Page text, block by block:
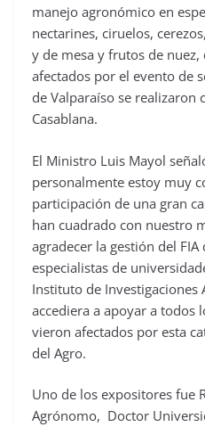
manejo agronómico en
nectarines, ciruelos,
y de mesa y frutos de
afectados por el evento de
de Valparaíso se realizaron
Casablana.
El Ministro Luis Mayol
personalmente estoy muy
participación de una gran
han cuadrado con nuestro
agradecer la gestión del
especialistas de
Instituto de Investigaciones
accediera a apoyar a todos
vieron afectados por esta
del Agro.
Uno de los expositores fue
Agrónomo, Doctor